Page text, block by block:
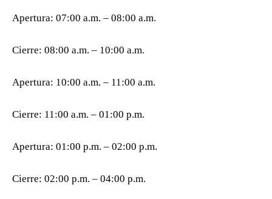
Apertura: 07:00 a.m. – 08:00 a.m.
Cierre: 08:00 a.m. – 10:00 a.m.
Apertura: 10:00 a.m. – 11:00 a.m.
Cierre: 11:00 a.m. – 01:00 p.m.
Apertura: 01:00 p.m. – 02:00 p.m.
Cierre: 02:00 p.m. – 04:00 p.m.